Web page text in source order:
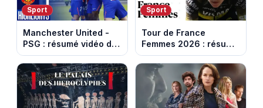
Sport
Manchester United -
PSG : résumé vidéo du
match amical du 8 août
2026
Sport
Tour de France
Femmes 2026 : résumé
vidéo de la 9e étape
entre Sisteron et Nice